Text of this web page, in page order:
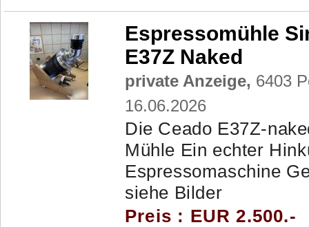
Espressomühle
E37Z Naked
private Anzeige, 6403
16.06.2026
Die Ceado E37Z-
Mühle Ein echter
Espressomaschine
siehe Bilder
Preis : EUR 2.500.-